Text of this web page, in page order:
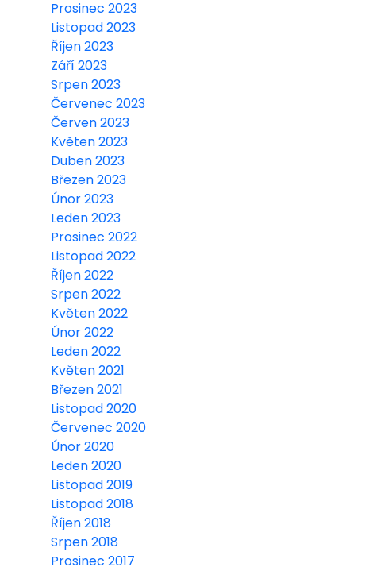
Prosinec 2023
Listopad 2023
Říjen 2023
Září 2023
Srpen 2023
Červenec 2023
Červen 2023
Květen 2023
Duben 2023
Březen 2023
Únor 2023
Leden 2023
Prosinec 2022
Listopad 2022
Říjen 2022
Srpen 2022
Květen 2022
Únor 2022
Leden 2022
Květen 2021
Březen 2021
Listopad 2020
Červenec 2020
Únor 2020
Leden 2020
Listopad 2019
Listopad 2018
Říjen 2018
Srpen 2018
Prosinec 2017